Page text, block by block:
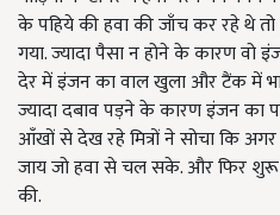
के पहिये की हवा की जाँच कर रहे थे
गया. ज्यादा पैसा न होने के कारण वो
देर में इंजन का वाल खुला और टैंक में
ज्यादा दबाव पड़ने के कारण इंजन का
आँखों से देख रहे मित्रों ने सोचा कि
जाय जो हवा से चल सके. और फिर
की.